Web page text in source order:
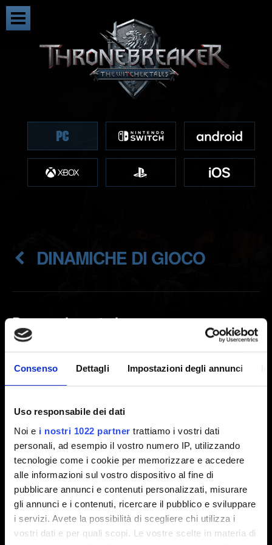
Consenso Dettagli Impostazioni degli annunci
Uso responsabile dei dati
Noi e i nostri 1022 partner trattiamo i vostri dati
personali, ad esempio il vostro numero IP, utilizzando
tecnologie come i cookie per memorizzare e accedere
alle informazioni sul vostro dispositivo al fine di
pubblicare annunci e contenuti personalizzati, misurare
gli annunci e i contenuti, ricercare il pubblico e sviluppare
i servizi. Avete la possibilità di scegliere chi utilizza i
vostri dati e per quali scopi. Le vostre scelte in materia di
DINAMICHE DI GIOCO
Progressione storia
Progressione bloccata
Obiettivi/Achievement
L'achievement di Steam non si è sbloccato
L'obiettivo di Galaxy non mi è stato assegnato
nonostante ne avessi soddisfatto i requisiti
Esplorazione